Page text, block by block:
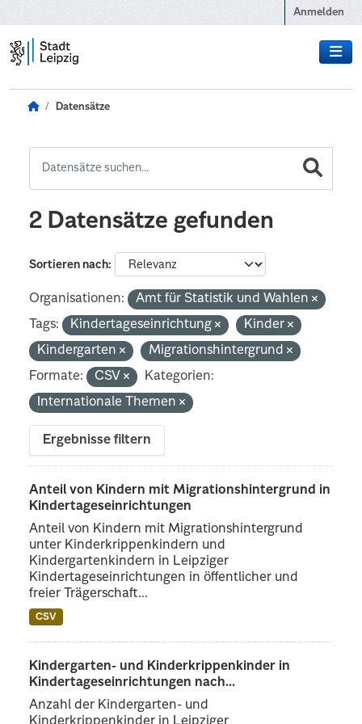
Anmelden
Datensätze
2 Datensätze gefunden
Sortieren nach
Organisationen:
Amt für Statistik und Wahlen
Tags:
Kindertageseinrichtung
Kinder
Kindergarten
Migrationshintergrund
Formate:
CSV
Kategorien:
Internationale Themen
Ergebnisse filtern
Anteil von Kindern mit Migrationshintergrund in
Kindertageseinrichtungen
Anteil von Kindern mit Migrationshintergrund
unter Kinderkrippenkindern und
Kindergartenkindern in Leipziger
Kindertageseinrichtungen in öffentlicher und
freier Trägerschaft...
CSV
Kindergarten- und Kinderkrippenkinder in
Kindertageseinrichtungen nach...
Anzahl der Kindergarten- und